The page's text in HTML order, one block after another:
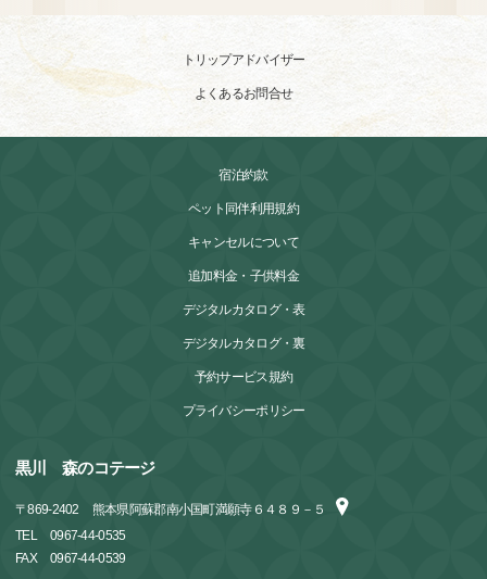
トリップアドバイザー
よくあるお問合せ
宿泊約款
ペット同伴利用規約
キャンセルについて
追加料金・子供料金
デジタルカタログ・表
デジタルカタログ・裏
予約サービス規約
プライバシーポリシー
黒川 森のコテージ
〒869-2402
熊本県阿蘇郡南小国町満願寺６４８９－５
TEL
0967-44-0535
FAX
0967-44-0539